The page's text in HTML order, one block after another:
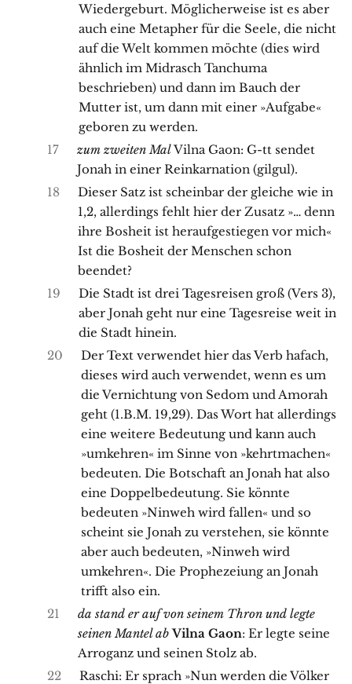
Wiedergeburt. Möglicherweise ist es aber
auch eine Metapher für die Seele, die nicht
auf die Welt kommen möchte (dies wird
ähnlich im Midrasch Tanchuma
beschrieben) und dann im Bauch der
Mutter ist, um dann mit einer »Aufgabe«
geboren zu werden.
17
zum zweiten MalVilna Gaon: G-tt sendet
Jonah in einer Reinkarnation (gilgul).
18
Dieser Satz ist scheinbar der gleiche wie in
1,2, allerdings fehlt hier der Zusatz »… denn
ihre Bosheit ist heraufgestiegen vor mich«
Ist die Bosheit der Menschen schon
beendet?
19
Die Stadt ist drei Tagesreisen groß (Vers 3),
aber Jonah geht nur eine Tagesreise weit in
die Stadt hinein.
20
Der Text verwendet hier das Verb hafach,
dieses wird auch verwendet, wenn es um
die Vernichtung von Sedom und Amorah
geht (1.B.M. 19,29). Das Wort hat allerdings
eine weitere Bedeutung und kann auch
»umkehren« im Sinne von »kehrtmachen«
bedeuten. Die Botschaft an Jonah hat also
eine Doppelbedeutung. Sie könnte
bedeuten »Ninweh wird fallen« und so
scheint sie Jonah zu verstehen, sie könnte
aber auch bedeuten, »Ninweh wird
umkehren«. Die Prophezeiung an Jonah
trifft also ein.
21
da stand er auf von seinem Thron und legte
seinen Mantel ab Vilna Gaon: Er legte seine
Arroganz und seinen Stolz ab.
22
Raschi: Er sprach »Nun werden die Völker